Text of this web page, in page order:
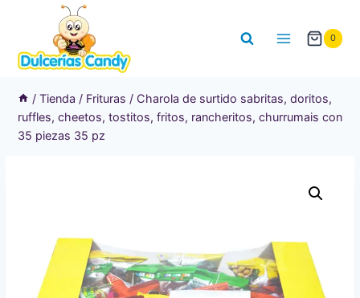
contenido
0
/ Tienda / Frituras / Charola de surtido sabritas, doritos,
ruffles, cheetos, tostitos, fritos, rancheritos, churrumais con
35 piezas 35 pz